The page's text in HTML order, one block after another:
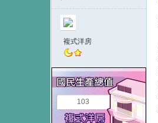
複式洋房
103